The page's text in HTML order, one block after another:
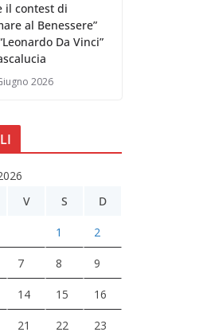
il contest di
al Benessere”
Da Vinci”
2026
V S D
1 2
7 8 9
14 15 16
21 22 23